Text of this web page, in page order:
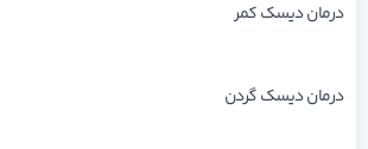
درمان دیسک کمر
درمان دیسک گردن